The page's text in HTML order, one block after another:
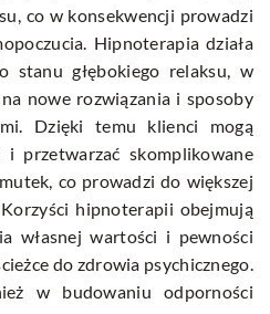
co w konsekwencji prowadzi
Hipnoterapia działa
stanu głębokiego relaksu, w
nowe rozwiązania i sposoby
Dzięki temu klienci mogą
przetwarzać skomplikowane
co prowadzi do większej
hipnoterapii obejmują
własnej wartości i pewności
do zdrowia psychicznego.
w budowaniu odporności